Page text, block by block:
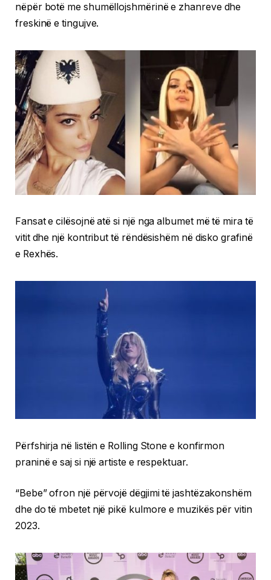
nëpër botë me shumëllojshmërinë e zhanreve dhe
freskinë e tingujve.
Fansat e cilësojnë atë si një nga albumet më të mira të
vitit dhe një kontribut të rëndësishëm në disko grafinë
e Rexhës.
Përfshirja në listën e Rolling Stone e konfirmon
praninë e saj si një artiste e respektuar.
“Bebe” ofron një përvojë dëgjimi të jashtëzakonshëm
dhe do të mbetet një pikë kulmore e muzikës për vitin
2023.